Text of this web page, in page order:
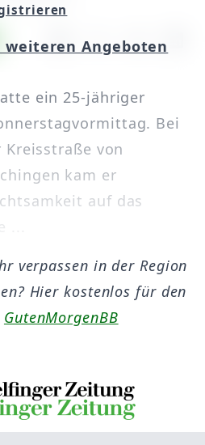
ein 25-jähriger
Bei
von
kam er
auf das
weiteren Angeboten
verpassen in der Region
Hier kostenlos für den
GutenMorgenBB